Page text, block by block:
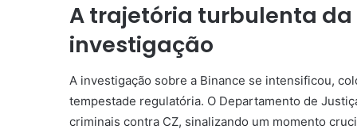
A trajetória turbulenta
investigação
A investigação sobre a Binance se intensificou,
tempestade regulatória. O Departamento de
criminais contra CZ, sinalizando um momento